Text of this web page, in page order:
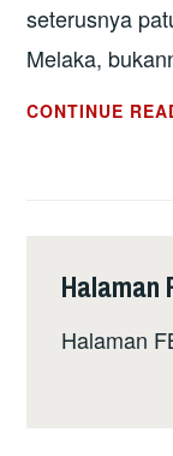
seterusnya
Melaka,
CONTINUE
Halaman
Halaman